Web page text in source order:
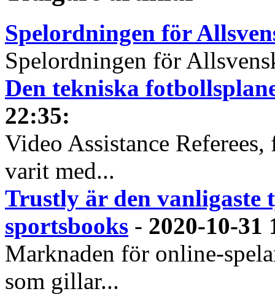
Spelordningen för
Spelordningen för
Den tekniska
22:35:
Video Assistance
varit med...
Trustly är den vanligaste
sportsbooks - 2020-10-31
Marknaden för online-
som gillar...